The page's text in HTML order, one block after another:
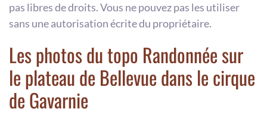
pas libres de droits. Vous ne pouvez pas les utiliser
sans une autorisation écrite du propriétaire.
Les photos du topo Randonnée sur
le plateau de Bellevue dans le cirque
de Gavarnie